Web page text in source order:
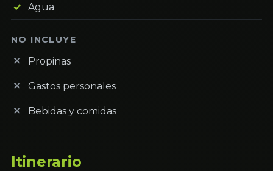
Agua
NO INCLUYE
Propinas
Gastos personales
Bebidas y comidas
Itinerario